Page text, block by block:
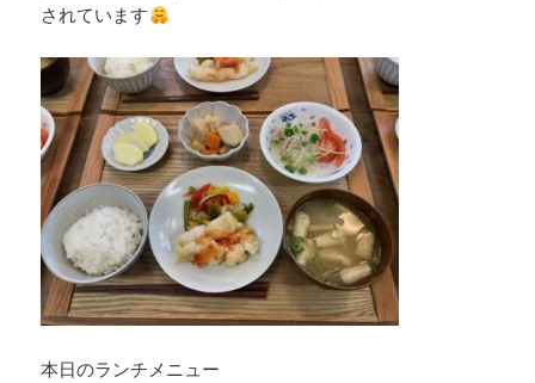
されています
本日のランチメニュー